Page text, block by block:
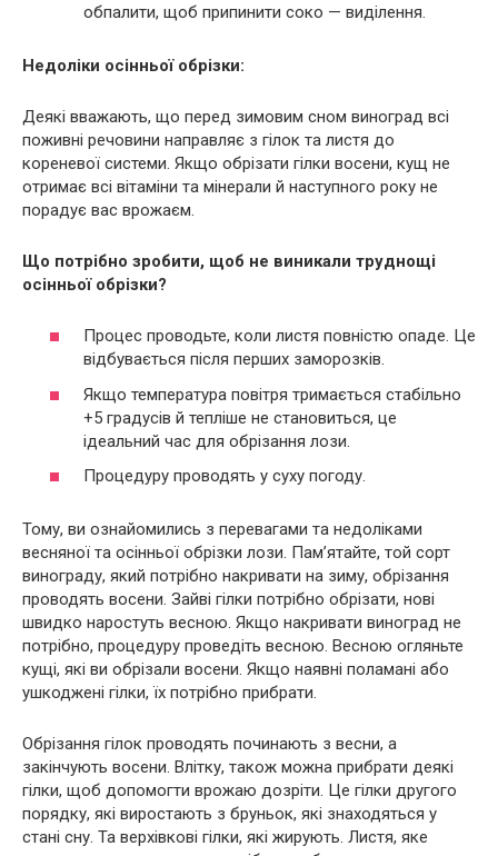
обпалити, щоб припинити соко — виділення.
Недоліки осінньої обрізки:
Деякі вважають, що перед зимовим сном виноград всі
поживні речовини направляє з гілок та листя до
кореневої системи. Якщо обрізати гілки восени, кущ не
отримає всі вітаміни та мінерали й наступного року не
порадує вас врожаєм.
Що потрібно зробити, щоб не виникали труднощі
осінньої обрізки?
Процес проводьте, коли листя повністю опаде. Це
відбувається після перших заморозків.
Якщо температура повітря тримається стабільно
+5 градусів й тепліше не становиться, це
ідеальний час для обрізання лози.
Процедуру проводять у суху погоду.
Тому, ви ознайомились з перевагами та недоліками
весняної та осінньої обрізки лози. Пам’ятайте, той сорт
винограду, який потрібно накривати на зиму, обрізання
проводять восени. Зайві гілки потрібно обрізати, нові
швидко наростуть весною. Якщо накривати виноград не
потрібно, процедуру проведіть весною. Весною огляньте
кущі, які ви обрізали восени. Якщо наявні поламані або
ушкоджені гілки, їх потрібно прибрати.
Обрізання гілок проводять починають з весни, а
закінчують восени. Влітку, також можна прибрати деякі
гілки, щоб допомогти врожаю дозріти. Це гілки другого
порядку, які виростають з бруньок, які знаходяться у
стані сну. Та верхівкові гілки, які жирують. Листя, яке